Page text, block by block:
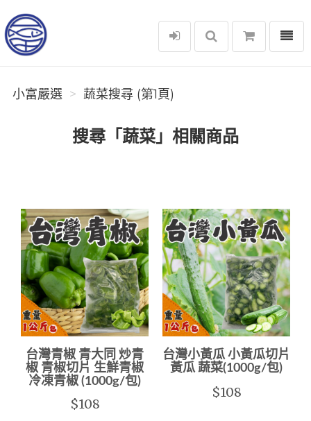
小富嚴選
選單
小富嚴選 蔬菜搜尋 (第1頁)
搜尋「蔬菜」相關商品
台灣青椒 青大同 炒青
椒 青椒切片 生鮮青椒
冷凍青椒 (1000g/包)
$108
台灣小黃瓜 小黃瓜切片
黃瓜 蔬菜(1000g/包)
$108